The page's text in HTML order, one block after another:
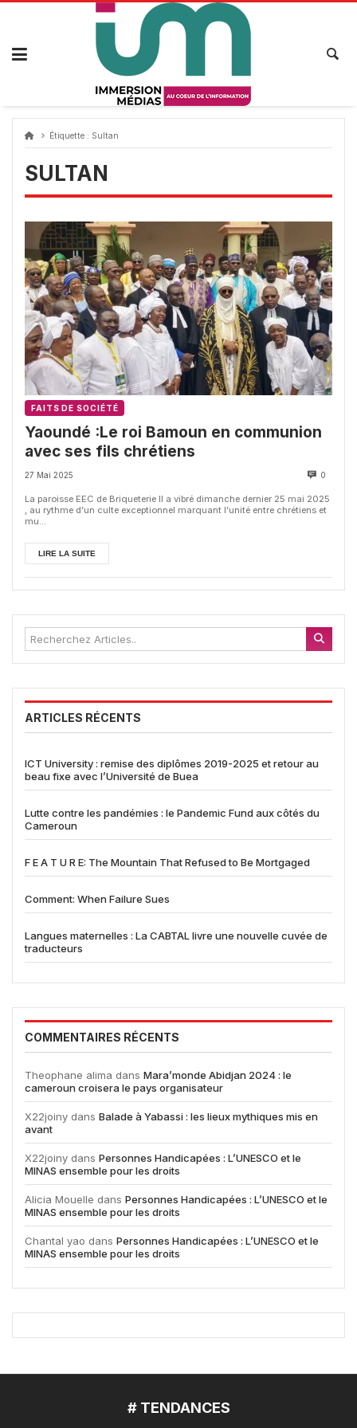
Passer
Étiquette : Sultan
SULTAN
FAITS DE SOCIÉTÉ
Yaoundé :Le roi Bamoun en communion
avec ses fils chrétiens
27 Mai 2025 0
La paroisse EEC de Briqueterie II a vibré dimanche dernier 25 mai 2025
, au rythme d’un culte exceptionnel marquant l’unité entre chrétiens et
mu...
LIRE LA SUITE
ARTICLES RÉCENTS
ICT University : remise des diplômes 2019-2025 et retour au
beau fixe avec l’Université de Buea
Lutte contre les pandémies : le Pandemic Fund aux côtés du
Cameroun
F E A T U R E: The Mountain That Refused to Be Mortgaged
Comment: When Failure Sues
Langues maternelles : La CABTAL livre une nouvelle cuvée de
traducteurs
COMMENTAIRES RÉCENTS
Theophane alima dans Mara’monde Abidjan 2024 : le
cameroun croisera le pays organisateur
X22joiny dans Balade à Yabassi : les lieux mythiques mis en
avant
X22joiny dans Personnes Handicapées : L’UNESCO et le
MINAS ensemble pour les droits
Alicia Mouelle dans Personnes Handicapées : L’UNESCO et le
MINAS ensemble pour les droits
Chantal yao dans Personnes Handicapées : L’UNESCO et le
MINAS ensemble pour les droits
# TENDANCES